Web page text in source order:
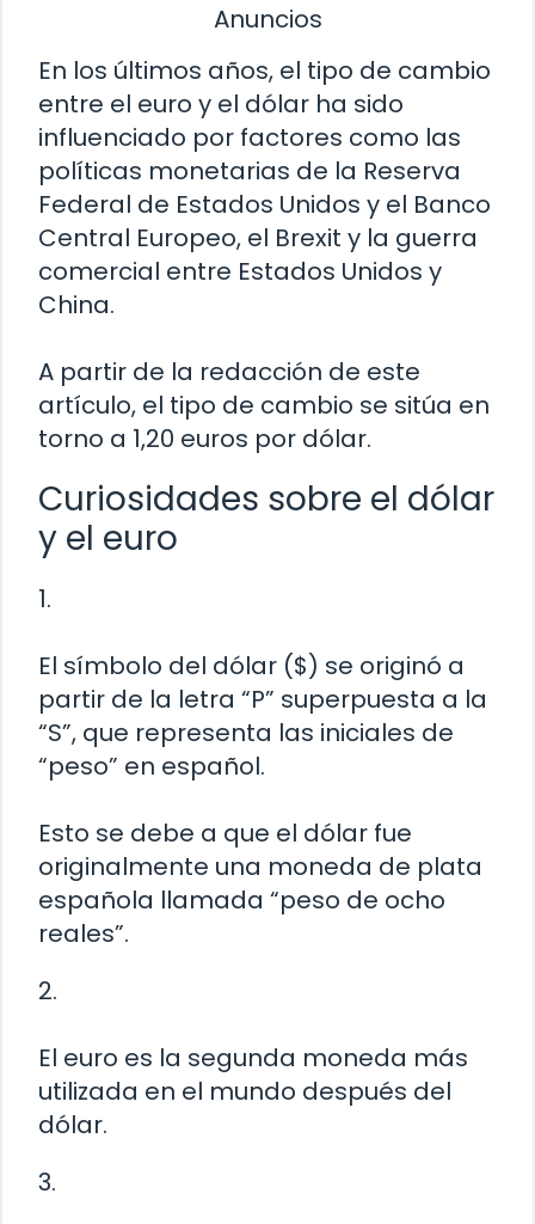
Anuncios
En los últimos años, el tipo de cambio
entre el euro y el dólar ha sido
influenciado por factores como las
políticas monetarias de la Reserva
Federal de Estados Unidos y el Banco
Central Europeo, el Brexit y la guerra
comercial entre Estados Unidos y
China.
A partir de la redacción de este
artículo, el tipo de cambio se sitúa en
torno a 1,20 euros por dólar.
Curiosidades sobre el dólar
y el euro
1.
El símbolo del dólar ($) se originó a
partir de la letra “P” superpuesta a la
“S”, que representa las iniciales de
“peso” en español.
Esto se debe a que el dólar fue
originalmente una moneda de plata
española llamada “peso de ocho
reales”.
2.
El euro es la segunda moneda más
utilizada en el mundo después del
dólar.
3.